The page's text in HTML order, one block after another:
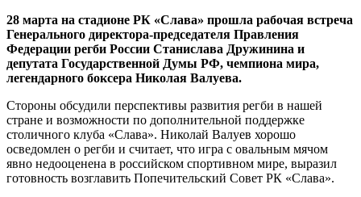
28 марта на стадионе РК «Слава» прошла рабочая встреча
Генерального директора-председателя Правления
Федерации регби России Станислава Дружинина и
депутата Государственной Думы РФ, чемпиона мира,
легендарного боксера Николая Валуева.
Стороны обсудили перспективы развития регби в нашей
стране и возможности по дополнительной поддержке
столичного клуба «Слава». Николай Валуев хорошо
осведомлен о регби и считает, что игра с овальным мячом
явно недооценена в российском спортивном мире, выразил
готовность возглавить Попечительский Совет РК «Слава».